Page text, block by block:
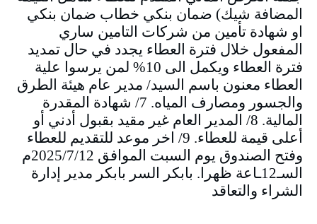
المضافة شيك) ضمان بنكي خطاب ضمان بنكي
او شهادة تأمين من شركات التامين ساري
المفعول خلال فترة العطاء يجدد في حال تمديد
فترة العطاء ويكمل الى 10% لمن يرسوا علية
العطاء معنون باسم السيد/ مدير عام هيئة الطرق
والجسور ومصارف المياه. 7/ شهادة المقدرة
المالية. 8/ المدير العام غير مقيد بقبول أدني أو
أعلى قيمة للعطاء. 9/ اخر موعد للتقديم للعطاء
وفتح الصندوق يوم السبت الموافق 2025/7/12م
السـ12ـاعة ظهرا. بابكر السر بابكر مدير إدارة
الشراء والتعاقد